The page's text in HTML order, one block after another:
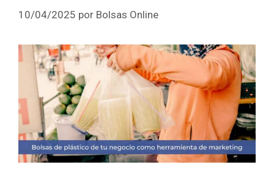
10/04/2025 por Bolsas Online